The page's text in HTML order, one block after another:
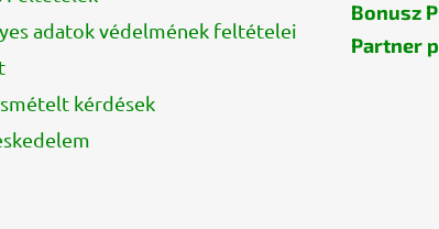
adatok védelmének feltételei
kérdések
Bonusz
Partner